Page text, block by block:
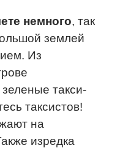
немного, так
землей
Из
такси-
таксистов!
на
изредка